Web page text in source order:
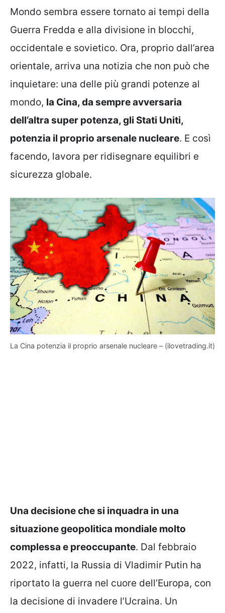
Mondo sembra essere tornato ai tempi della
Guerra Fredda e alla divisione in blocchi,
occidentale e sovietico. Ora, proprio dall’area
orientale, arriva una notizia che non può che
inquietare: una delle più grandi potenze al
mondo, la Cina, da sempre avversaria
dell’altra super potenza, gli Stati Uniti,
potenzia il proprio arsenale nucleare. E così
facendo, lavora per ridisegnare equilibri e
sicurezza globale.
La Cina potenzia il proprio arsenale nucleare – (ilovetrading.it)
Una decisione che si inquadra in una
situazione geopolitica mondiale molto
complessa e preoccupante. Dal febbraio
2022, infatti, la Russia di Vladimir Putin ha
riportato la guerra nel cuore dell’Europa, con
la decisione di invadere l’Ucraina. Un